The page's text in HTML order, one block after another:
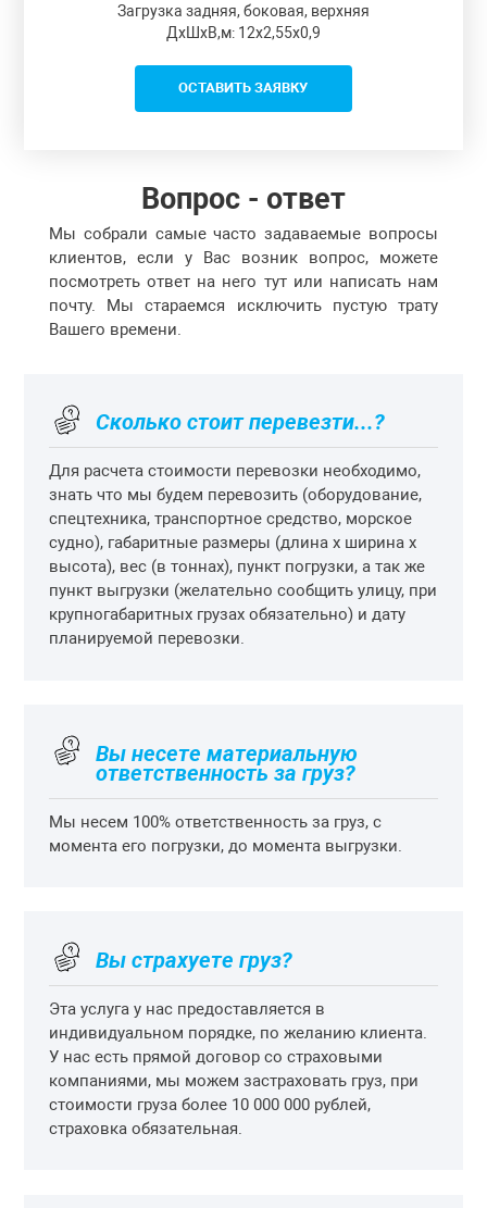
Загрузка задняя, боковая, верхняя
ДxШxВ,м: 12x2,55x0,9
ОСТАВИТЬ ЗАЯВКУ
Вопрос - ответ
Мы собрали самые часто задаваемые вопросы
клиентов, если у Вас возник вопрос, можете
посмотреть ответ на него тут или написать нам
почту. Мы стараемся исключить пустую трату
Вашего времени.
Сколько стоит перевезти...?
Для расчета стоимости перевозки необходимо,
знать что мы будем перевозить (оборудование,
спецтехника, транспортное средство, морское
судно), габаритные размеры (длина х ширина х
высота), вес (в тоннах), пункт погрузки, а так же
пункт выгрузки (желательно сообщить улицу, при
крупногабаритных грузах обязательно) и дату
планируемой перевозки.
Вы несете материальную
ответственность за груз?
Мы несем 100% ответственность за груз, с
момента его погрузки, до момента выгрузки.
Вы страхуете груз?
Эта услуга у нас предоставляется в
индивидуальном порядке, по желанию клиента.
У нас есть прямой договор со страховыми
компаниями, мы можем застраховать груз, при
стоимости груза более 10 000 000 рублей,
страховка обязательная.